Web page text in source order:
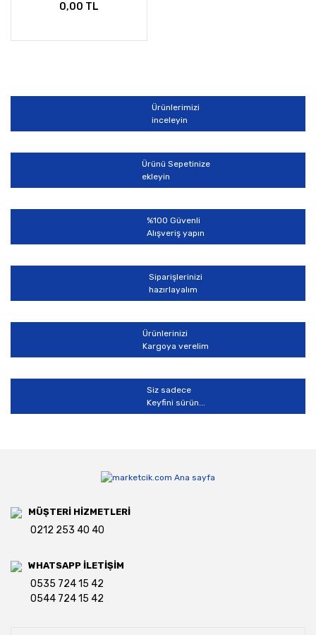
0,00 TL
Ürünlerimizi
inceleyin
Ürünü Sepetinize
ekleyin
%100 Güvenli
Alışveriş yapın
Siparişlerinizi
hazırlayalım
Ürünlerinizi
Kargoya verelim
Siz sadece
Keyfini sürün...
MÜŞTERİ HİZMETLERİ
0212 253 40 40
WHATSAPP İLETİŞİM
0535 724 15 42
0544 724 15 42